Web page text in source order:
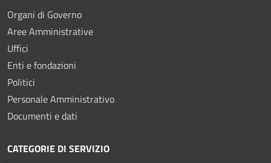
Organi di Governo
Aree Amministrative
Uffici
Enti e fondazioni
Politici
Personale Amministrativo
Documenti e dati
CATEGORIE DI SERVIZIO